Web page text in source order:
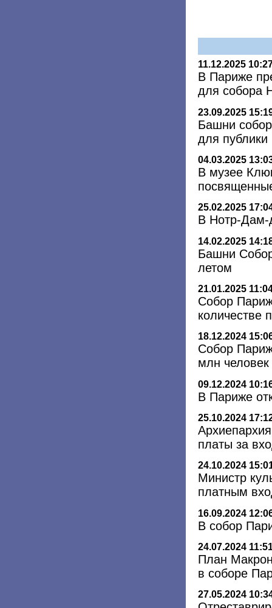
11.12.2025
В Париже
для собора
23.09.2025
Башни
для
04.03.2025
В музее
25.02.2025
В Нотр-Дам-
14.02.2025
Башни
летом
21.01.2025
Собор
количестве
18.12.2024
Собор
млн
09.12.2024
В Париже
25.10.2024
платы за
24.10.2024
Министр
платным
16.09.2024
В собор
24.07.2024
План
в соборе
27.05.2024